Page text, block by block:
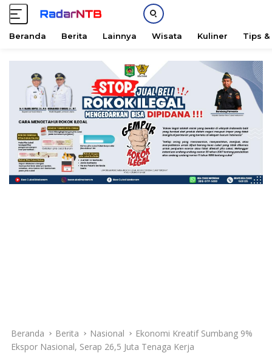
Beranda Berita Lainnya Wisata Kuliner Tips &
Beranda Berita Nasional
Ekonomi Kreatif Sumbang 9%
Ekspor Nasional, Serap 26,5 Juta Tenaga Kerja